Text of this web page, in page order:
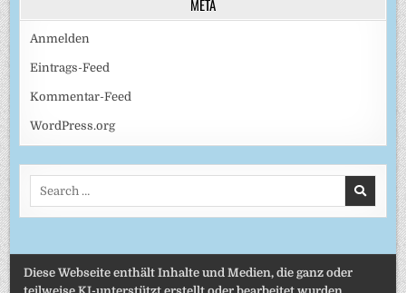
META
Anmelden
Eintrags-Feed
Kommentar-Feed
WordPress.org
Diese Webseite enthält Inhalte und Medien, die ganz oder